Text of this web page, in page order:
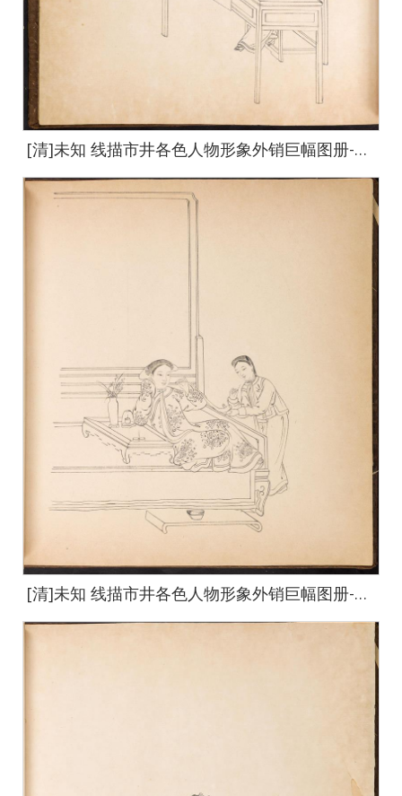
[清]未知 线描市井各色人物形象外销巨幅图册-6-default-19 64x67cm
[清]未知 线描市井各色人物形象外销巨幅图册-6-default-3 64x67cm